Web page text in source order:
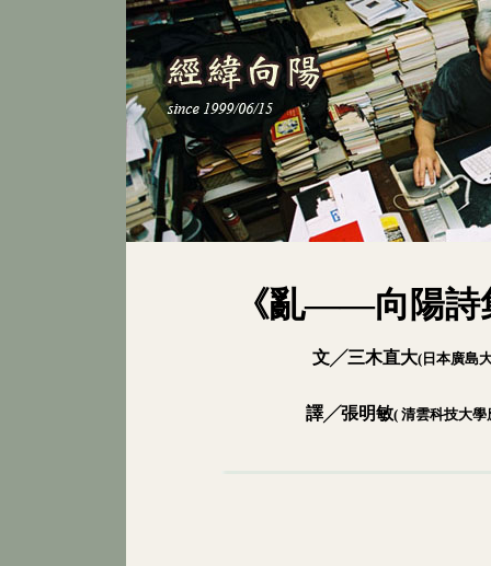
《亂――向陽詩
文╱三木直大(日本廣島
譯╱張明敏( 清雲科技大